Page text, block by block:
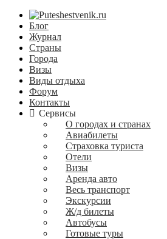
Блог
Журнал
Страны
Города
Визы
Виды отдыха
Форум
Контакты
Сервисы
О городах и странах
Авиабилеты
Страховка туриста
Отели
Визы
Аренда авто
Весь транспорт
Экскурсии
Ж/д билеты
Автобусы
Готовые туры